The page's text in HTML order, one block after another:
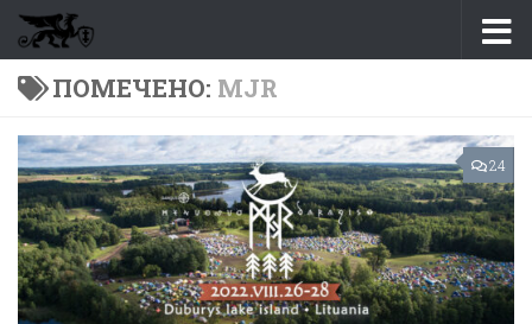
Перейти к содержимому
ПОМЕЧЕНО: MJR
24